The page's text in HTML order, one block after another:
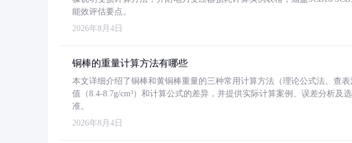
能效评估要点。
2026年8月4日
铜棒的重量计算方法有哪些
本文详细介绍了铜棒和黄铜棒重量的三种常用计算方法（理论公式法、查
值（8.4-8.7g/cm³）和计算公式的差异，并提供实际计算案例、误差分析及
准。
2026年8月4日